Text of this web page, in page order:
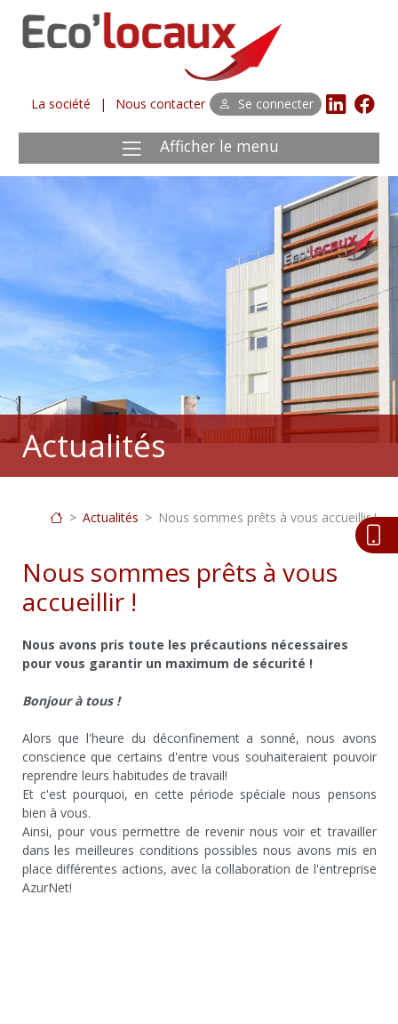
La société | Nous contacter Se connecter
Afficher le menu
Actualités
Actualités Nous sommes prêts à vous accueillir !
Nous sommes prêts à vous
accueillir !
Nous avons pris toute les précautions nécessaires
pour vous garantir un maximum de sécurité !
Bonjour à tous !
Alors que l'heure du déconfinement a sonné, nous avons
conscience que certains d'entre vous souhaiteraient pouvoir
reprendre leurs habitudes de travail!
Et c'est pourquoi, en cette période spéciale nous pensons
bien à vous.
Ainsi, pour vous permettre de revenir nous voir et travailler
dans les meilleures conditions possibles nous avons mis en
place différentes actions, avec la collaboration de l'entreprise
AzurNet!